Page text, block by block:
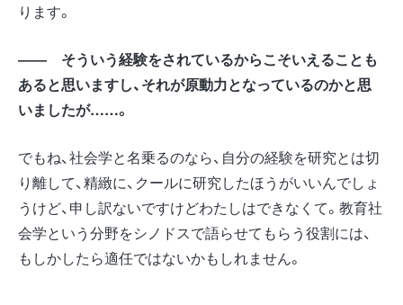
ります。
―― そういう経験をされているからこそいえることも
あると思いますし、それが原動力となっているのかと思
いましたが……。
でもね、社会学と名乗るのなら、自分の経験を研究とは切
り離して、精緻に、クールに研究したほうがいいんでしょ
うけど、申し訳ないですけどわたしはできなくて。教育社
会学という分野をシノドスで語らせてもらう役割には、
もしかしたら適任ではないかもしれません。